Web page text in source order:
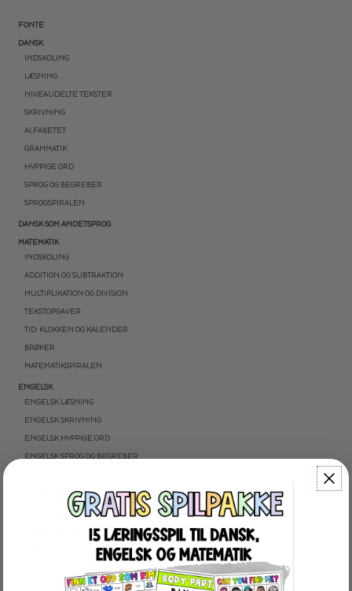
FONTE
DANSK
INDSKOLING
LÆSNING
NIVEAUDELTE TEKSTER
SKRIVNING
ALFABETET
GRAMMATIK
HYPPIGE ORD
SPROG OG BEGREBER
SPROGSPIRALEN
DANSK SOM ANDETSPROG
MATEMATIK
INDSKOLING
ADDITION OG SUBTRAKTION
MULTIPLIKATION OG DIVISION
TEKSTOPGAVER
TID: KLOKKEN OG KALENDER
BRØKER
MATEMATIKSPIRALEN
ENGELSK
ENGELSK LÆSNING
ENGELSK SKRIVNING
ENGELSK HYPPIGE ORD
ENGELSK SPROG OG BEGREBER
LÆRERVERKTØJ
PLANLÆGGERE
KLASSERUMSOPPHÆNG
SÆSON OG HØJTIDER